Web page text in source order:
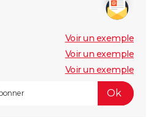
Voir un exemple
Voir un exemple
Voir un exemple